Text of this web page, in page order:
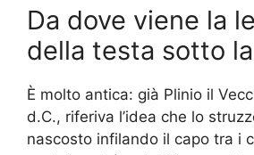
Da dove viene la
della testa sotto
È molto antica: già Plinio il
d.C., riferiva l’idea che lo
nascosto infilando il capo tra i